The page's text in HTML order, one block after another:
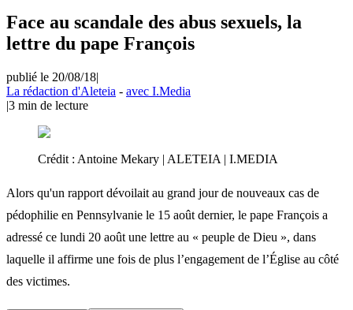
Face au scandale des abus sexuels, la
lettre du pape François
publié le 20/08/18|
La rédaction d'Aleteia - avec I.Media
|3 min de lecture
Crédit : Antoine Mekary | ALETEIA | I.MEDIA
Alors qu'un rapport dévoilait au grand jour de nouveaux cas de
pédophilie en Pennsylvanie le 15 août dernier, le pape François a
adressé ce lundi 20 août une lettre au « peuple de Dieu », dans
laquelle il affirme une fois de plus l’engagement de l’Église au côté
des victimes.